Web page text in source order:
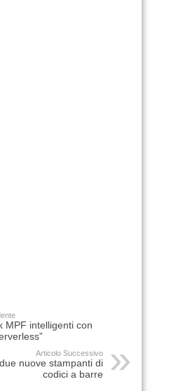
MPF intelligenti con
Articolo Successivo
nuove stampanti di
codici a barre